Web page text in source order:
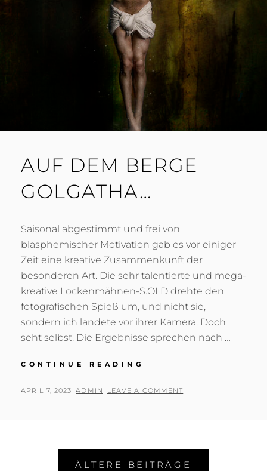
AUF DEM BERGE
GOLGATHA…
Saisonal abgestimmt und frei von
blasphemischer Motivation gab es vor einiger
Zeit eine kreative Zusammenkunft der
besonderen Art. Die sehr talentierte und mega-
kreative Lockenmähnen-S.OLD drehte den
fotografischen Spieß um, und nicht sie,
sondern ich landete vor ihrer Kamera. Doch
seht selbst. Die Ergebnisse sprechen nach …
CONTINUE READING
BERGE
POSTED
APRIL 7, 2023 BY
ADMIN LEAVE A COMMENT
Beitragsnavigation
ÄLTERE BEITRÄGE